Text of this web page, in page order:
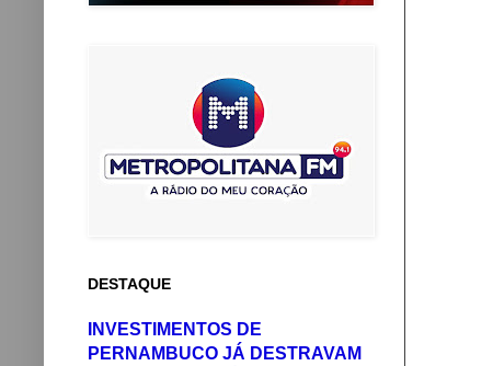
DESTAQUE
INVESTIMENTOS DE
PERNAMBUCO JÁ DESTRAVAM